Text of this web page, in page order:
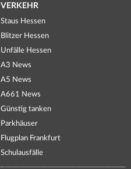
VERKEHR
Staus Hessen
Blitzer Hessen
Unfälle Hessen
A3 News
A5 News
A661 News
Günstig tanken
Parkhäuser
Flugplan Frankfurt
Schulausfälle